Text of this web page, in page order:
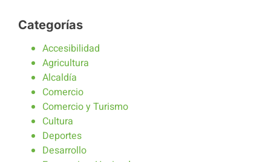
Categorías
Accesibilidad
Agricultura
Alcaldía
Comercio
Comercio y Turismo
Cultura
Deportes
Desarrollo